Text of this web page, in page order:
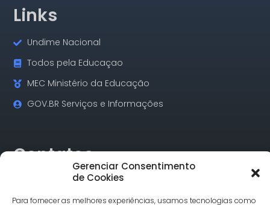
Gerenciar Consentimento
de Cookies
Para fornecer as melhores experiências, usamos tecnologias como
Links
Undime Nacional
Todos pela Educaçao
MEC Ministério da Educação
GOV.BR Serviços e Informações
Contatos
Belo Horizonte/MG